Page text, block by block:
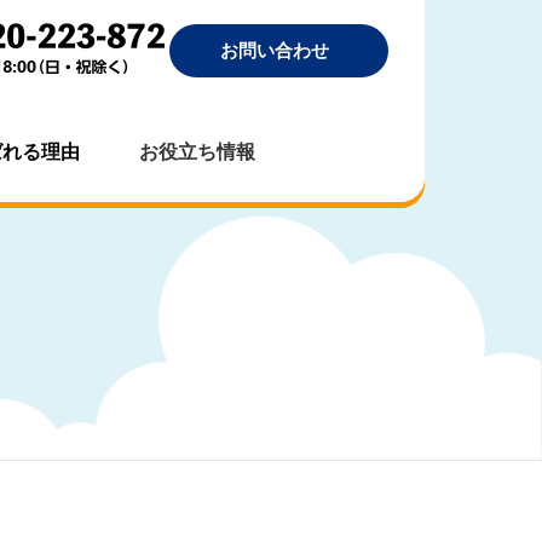
お問い合わせ
る理由 お役立ち情報